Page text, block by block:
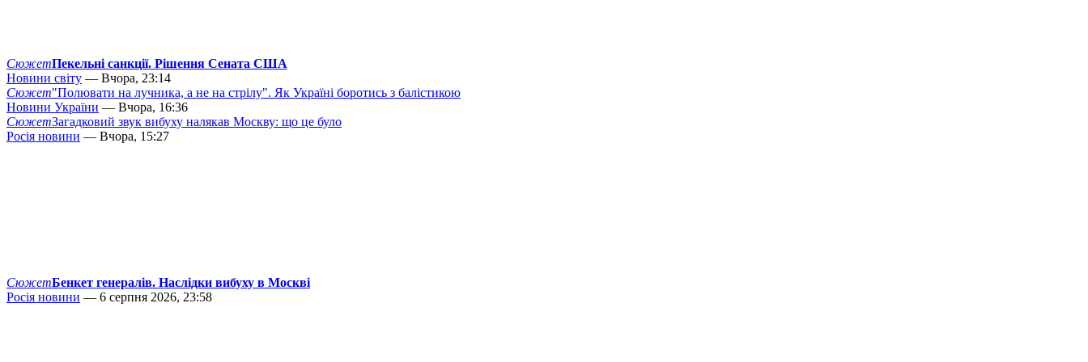
СюжетПекельні санкції. Рішення Сената США
Новини світу — Вчора, 23:14
Сюжет"Полювати на лучника, а не на стрілу". Як Україні боротись з балістикою
Новини України — Вчора, 16:36
СюжетЗагадковий звук вибуху налякав Москву: що це було
Росія новини — Вчора, 15:27
СюжетБенкет генералів. Наслідки вибуху в Москві
Росія новини — 6 серпня 2026, 23:58